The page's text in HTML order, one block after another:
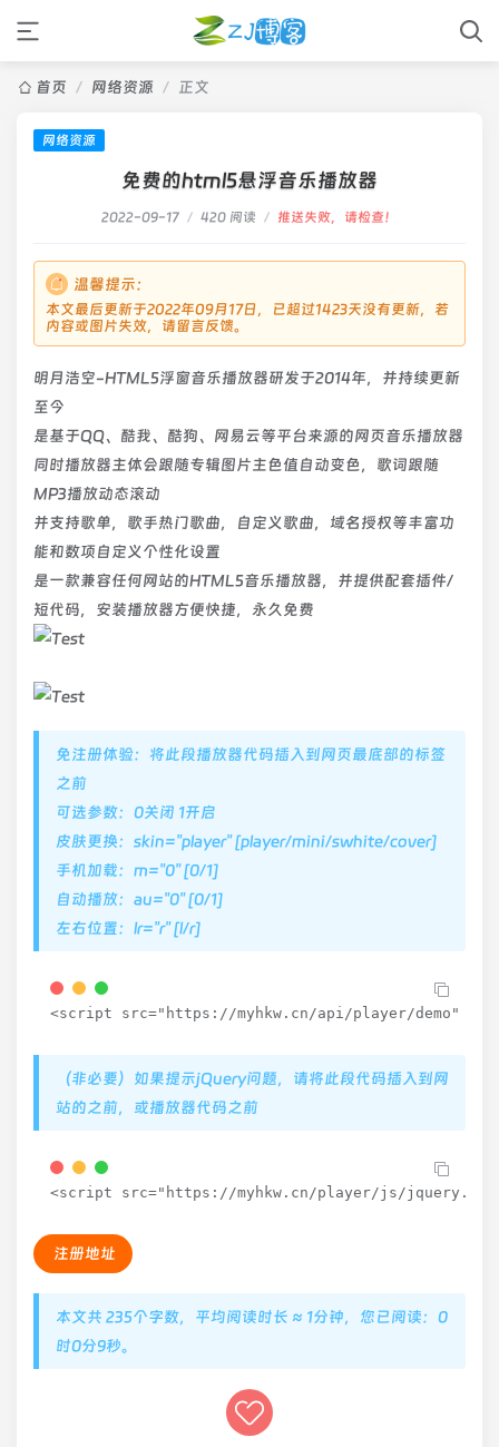
首页 / 网络资源 / 正文
网络资源
免费的html5悬浮音乐播放器
2022-09-17 / 420 阅读 / 推送失败，请检查！
温馨提示：
本文最后更新于2022年09月17日，已超过1423天没有更新，若
内容或图片失效，请留言反馈。
明月浩空-HTML5浮窗音乐播放器研发于2014年，并持续更新
至今
是基于QQ、酷我、酷狗、网易云等平台来源的网页音乐播放器
同时播放器主体会跟随专辑图片主色值自动变色，歌词跟随
MP3播放动态滚动
并支持歌单，歌手热门歌曲，自定义歌曲，域名授权等丰富功
能和数项自定义个性化设置
是一款兼容任何网站的HTML5音乐播放器，并提供配套插件/
短代码，安装播放器方便快捷，永久免费
免注册体验：将此段播放器代码插入到网页最底部的标签
之前
可选参数：0关闭 1开启
皮肤更换：skin="player" [player/mini/swhite/cover]
手机加载：m="0" [0/1]
自动播放：au="0" [0/1]
左右位置：lr="r" [l/r]
<script src="https://myhkw.cn/api/player/demo"
（非必要）如果提示jQuery问题，请将此段代码插入到网
站的之前，或播放器代码之前
<script src="https://myhkw.cn/player/js/
注册地址
本文共 235个字数，平均阅读时长 ≈ 1分钟，您已阅读：0
时0分10秒。